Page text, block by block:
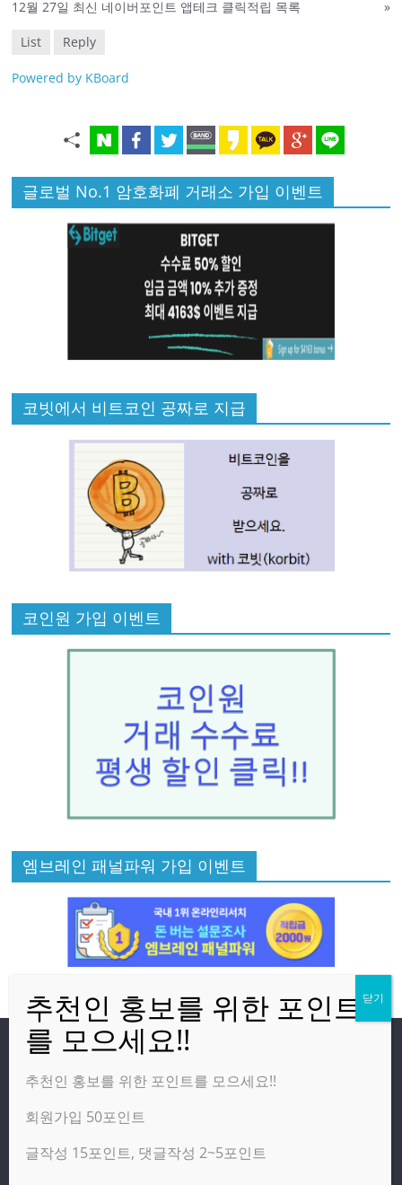
12월 27일 최신 네이버포인트 앱테크 클릭적립 목록
»
List Reply
Powered by KBoard
글로벌 No.1 암호화폐 거래소 가입 이벤트
코빗에서 비트코인 공짜로 지급
코인원 가입 이벤트
엠브레인 패널파워 가입 이벤트
방문자
온라인 방문자:2
오늘의 조회수:2,133
추천인 홍보를 위한 포인트를 모으세요!!
회원가입 50포인트
글작성 15포인트, 댓글작성 2~5포인트